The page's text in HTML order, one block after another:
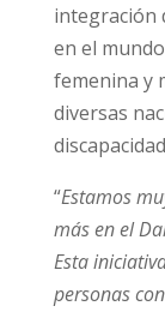
integración
en el
femenina y
diversas
“Estamos
más en el
Esta
personas